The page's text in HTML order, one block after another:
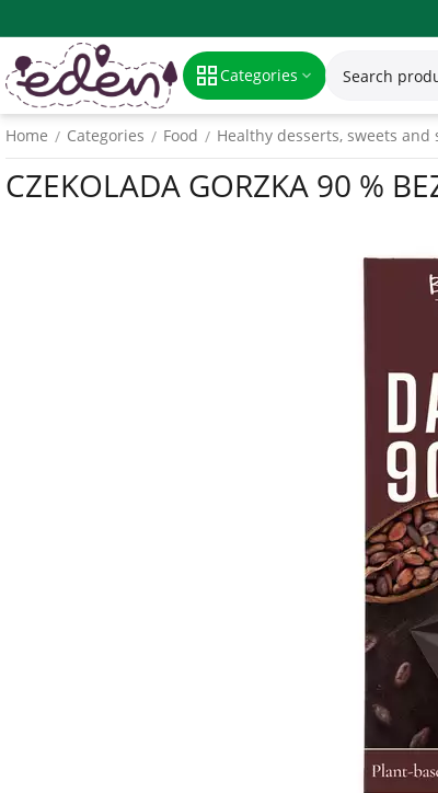
Categories
Home / Categories / Food / Healthy desserts, sweets and
CZEKOLADA GORZKA 90 %